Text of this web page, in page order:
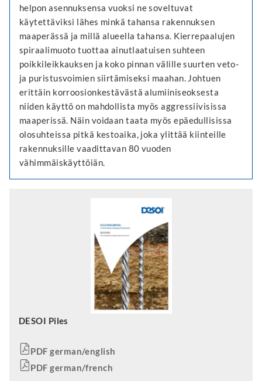
helpon asennuksensa vuoksi ne soveltuvat
käytettäviksi lähes minkä tahansa rakennuksen
maaperässä ja millä alueella tahansa. Kierrepaalujen
spiraalimuoto tuottaa ainutlaatuisen suhteen
poikkileikkauksen ja koko pinnan välille suurten veto-
ja puristusvoimien siirtämiseksi maahan. Johtuen
erittäin korroosionkestävästä alumiiniseoksesta
niiden käyttö on mahdollista myös aggressiivisissa
maaperissä. Näin voidaan taata myös epäedullisissa
olosuhteissa pitkä kestoaika, joka ylittää kiinteille
rakennuksille vaadittavan 80 vuoden
vähimmäiskäyttöiän.
DESOI Piles
PDF german/english
PDF german/french